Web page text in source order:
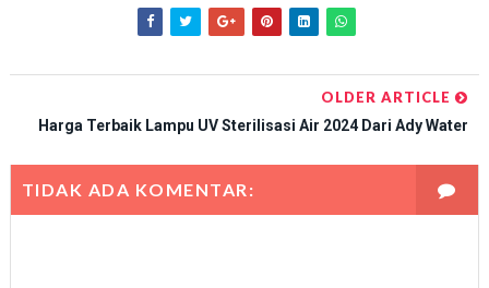
OLDER ARTICLE
Harga Terbaik Lampu UV Sterilisasi Air 2024 Dari Ady Water
TIDAK ADA KOMENTAR: